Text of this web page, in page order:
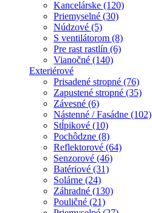
Kancelárske (120)
Priemyselné (30)
Núdzové (5)
S ventilátorom (8)
Pre rast rastlín (6)
Vianočné (140)
Exteriérové
Prisadené stropné (76)
Zapustené stropné (35)
Závesné (6)
Nástenné / Fasádne (102)
Stĺpikové (10)
Pochôdzne (8)
Reflektorové (64)
Senzorové (46)
Batériové (31)
Solárne (24)
Záhradné (130)
Pouličné (21)